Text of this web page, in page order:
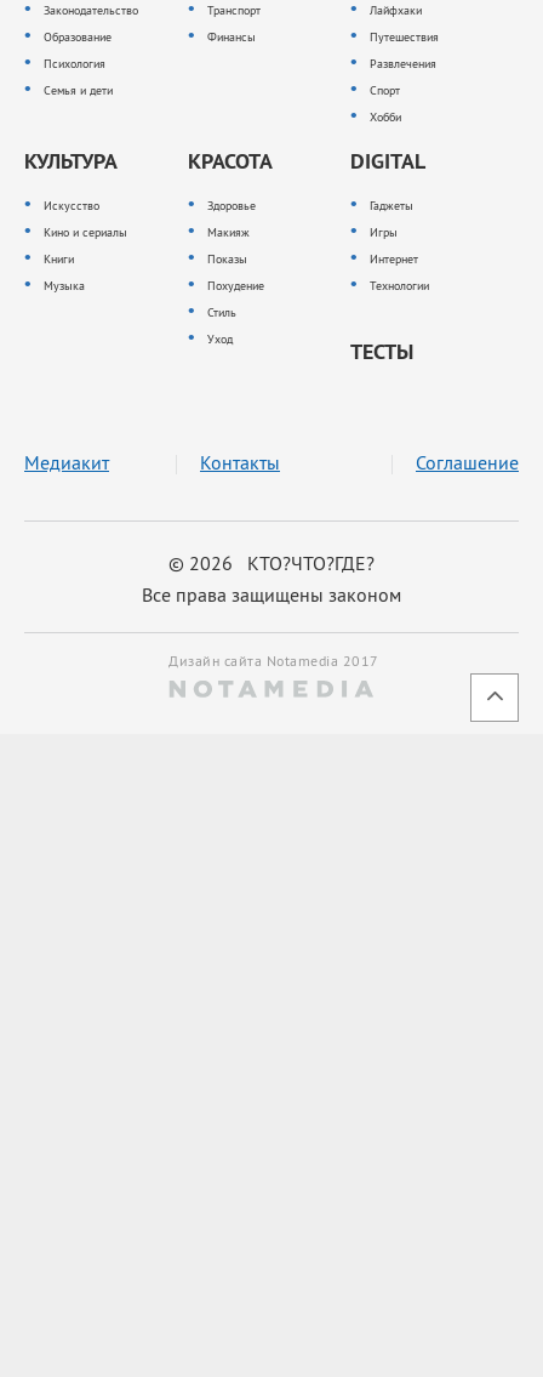
Законодательство
Образование
Психология
Семья и дети
Транспорт
Финансы
Лайфхаки
Путешествия
Развлечения
Спорт
Хобби
КУЛЬТУРА
Искусство
Кино и сериалы
Книги
Музыка
КРАСОТА
Здоровье
Макияж
Показы
Похудение
Стиль
Уход
DIGITAL
Гаджеты
Игры
Интернет
Технологии
ТЕСТЫ
© 2026 КТО?ЧТО?ГДЕ?
Все права защищены законом
Медиакит Контакты Соглашение
Дизайн сайта Notamedia 2017